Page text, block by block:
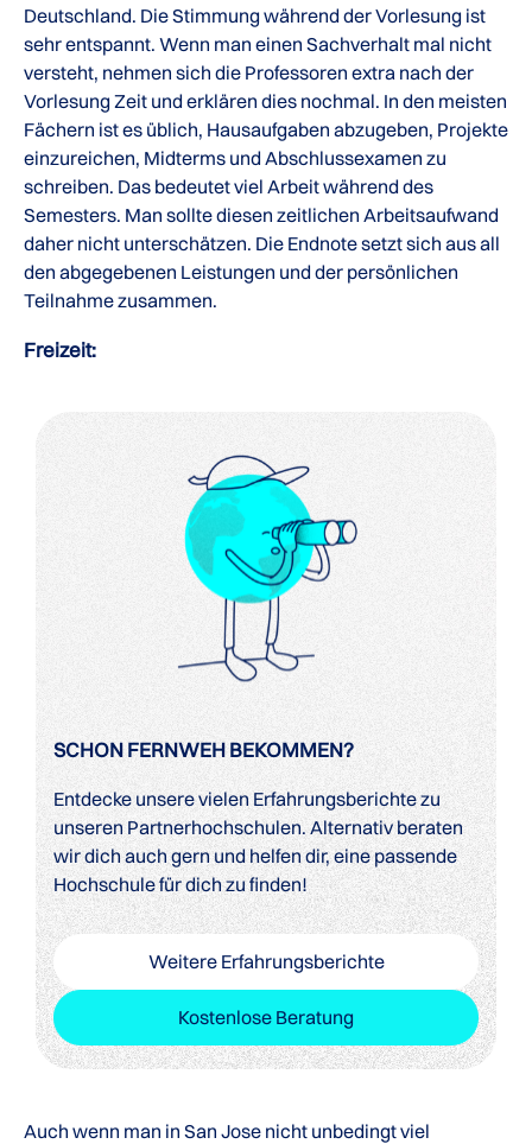
Deutschland. Die Stimmung während der Vorlesung ist
sehr entspannt. Wenn man einen Sachverhalt mal nicht
versteht, nehmen sich die Professoren extra nach der
Vorlesung Zeit und erklären dies nochmal. In den meisten
Fächern ist es üblich, Hausaufgaben abzugeben, Projekte
einzureichen, Midterms und Abschlussexamen zu
schreiben. Das bedeutet viel Arbeit während des
Semesters. Man sollte diesen zeitlichen Arbeitsaufwand
daher nicht unterschätzen. Die Endnote setzt sich aus all
den abgegebenen Leistungen und der persönlichen
Teilnahme zusammen.
Freizeit:
SCHON FERNWEH BEKOMMEN?
Entdecke unsere vielen Erfahrungsberichte zu
unseren Partnerhochschulen. Alternativ beraten
wir dich auch gern und helfen dir, eine passende
Hochschule für dich zu finden!
Weitere Erfahrungsberichte
Kostenlose Beratung
Auch wenn man in San Jose nicht unbedingt viel